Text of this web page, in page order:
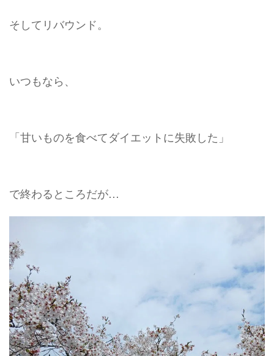
そしてリバウンド。
いつもなら、
「甘いものを食べてダイエットに失敗した」
で終わるところだが…